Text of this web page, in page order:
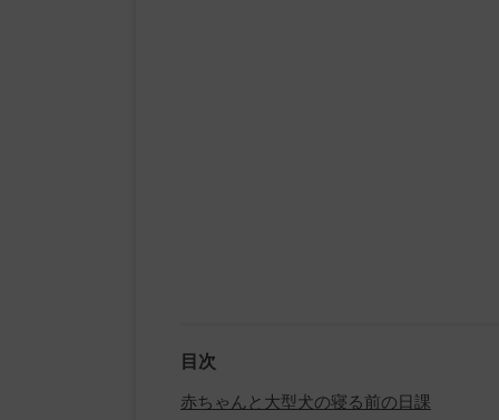
目次
赤ちゃんと大型犬の寝る前の日課